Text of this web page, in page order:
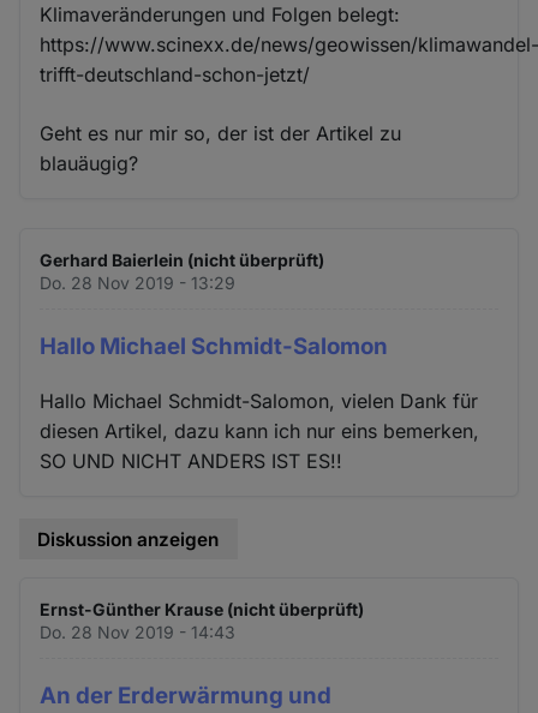
Klimaveränderungen und Folgen belegt:
https://www.scinexx.de/news/geowissen/
trifft-deutschland-schon-jetzt/
Geht es nur mir so, der ist der Artikel zu
blauäugig?
Gerhard Baierlein (nicht überprüft)
Do. 28 Nov 2019 - 13:29
Hallo Michael Schmidt-Salomon
Hallo Michael Schmidt-Salomon, vielen Dank für
diesen Artikel, dazu kann ich nur eins bemerken,
SO UND NICHT ANDERS IST ES!!
Diskussion anzeigen
Ernst-Günther Krause (nicht überprüft)
Do. 28 Nov 2019 - 14:43
An der Erderwärmung und